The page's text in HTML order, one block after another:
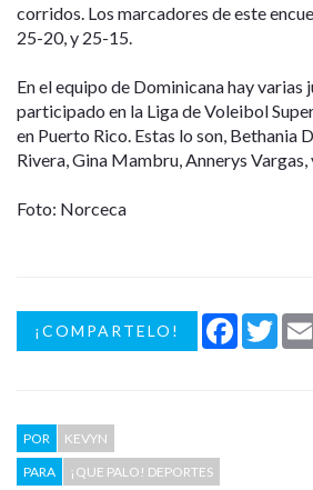
corridos. Los marcadores de este
25-20, y 25-15.
En el equipo de Dominicana hay varias
participado en la Liga de Voleibol
en Puerto Rico. Estas lo son, Bethania
Rivera, Gina Mambru, Annerys Vargas,
Foto: Norceca
¡COMPARTELO! Facebook
POR
KEVYN
PARA
¡QUE PALO! DEPORTES